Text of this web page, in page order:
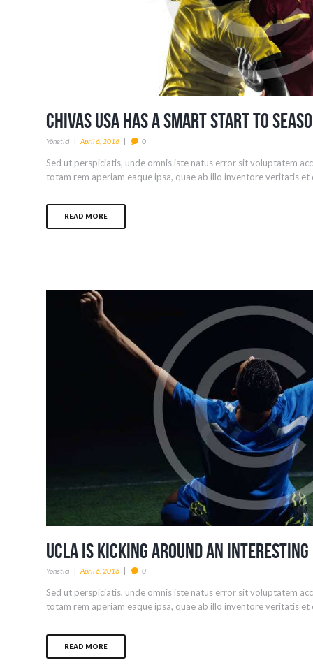
Chivas USA Has a Smart Start to
Yönetici April 6, 2016 0
Sed ut perspiciatis, unde omnis iste natus error sit voluptatem
totam rem aperiam eaque ipsa, quae ab illo inventore veritatis
READ MORE
UCLA is Kicking Around an Interesting
Yönetici April 6, 2016 0
Sed ut perspiciatis, unde omnis iste natus error sit voluptatem
totam rem aperiam eaque ipsa, quae ab illo inventore veritatis
READ MORE